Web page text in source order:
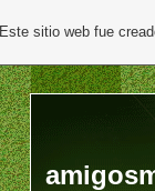
Este sitio web fue